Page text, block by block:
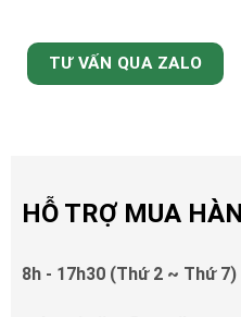
TƯ VẤN QUA ZALO
HỖ TRỢ MUA
8h - 17h30 (Thứ 2 ~ Thứ 7)